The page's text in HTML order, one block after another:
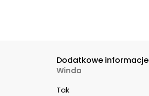
Dodatkowe informacje
Winda
Tak